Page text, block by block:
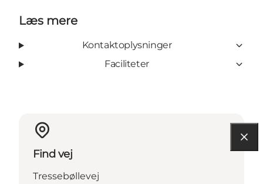
Læs mere
Kontaktoplysninger
Faciliteter
Find vej
Tressebøllevej